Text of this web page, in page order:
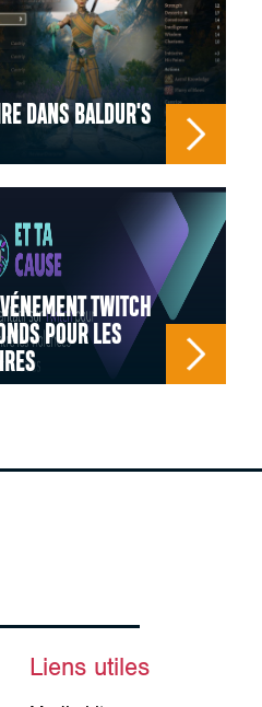
DANS BALDUR'S
TWITCH
POUR LES
Liens utiles